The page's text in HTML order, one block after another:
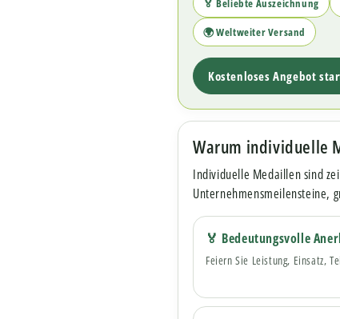
🏅 Beliebte Auszeichnung
🌍 Weltweiter Versand
Kostenloses Angebot
Warum individuelle
Individuelle Medaillen sind
Unternehmensmeilensteine,
🏅 Bedeutungsvolle
Feiern Sie Leistung, Einsatz,